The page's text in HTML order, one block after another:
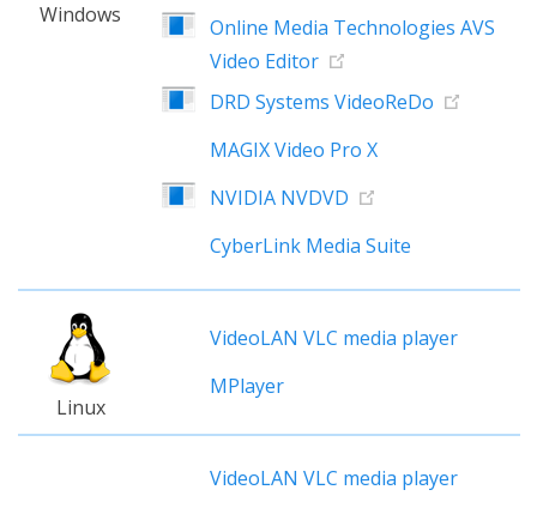
Windows
Online Media Technologies AVS
Video Editor
DRD Systems VideoReDo
MAGIX Video Pro X
NVIDIA NVDVD
CyberLink Media Suite
Linux
VideoLAN VLC media player
MPlayer
VideoLAN VLC media player